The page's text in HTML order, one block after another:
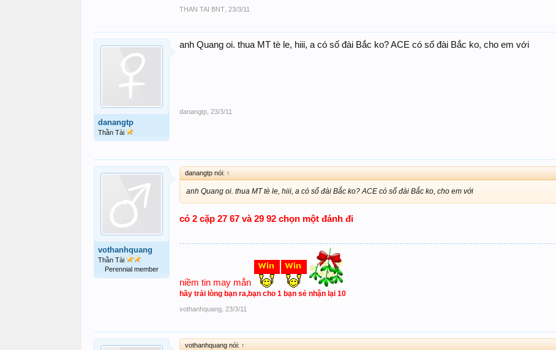
THAN TAI BNT 23/3/11
danangtp
Thần Tài
anh Quang oi. thua MT tè le, hiii, a có số đài Bắc ko? ACE có số đài Bắc ko, cho em với
danangtp 23/3/11
vothanhquang
Thần Tài
Perennial member
danangtp nói: ↑
anh Quang oi. thua MT tè le, hiii, a có số đài Bắc ko? ACE có số đài Bắc ko, cho em với
có 2 cặp 27 67 và 29 92 chọn một đánh đi
niềm tin may mẳn
hãy trải lòng bạn ra,bạn cho 1 bạn sẻ nhận lại 10
vothanhquang 23/3/11
vothanhquang nói: ↑